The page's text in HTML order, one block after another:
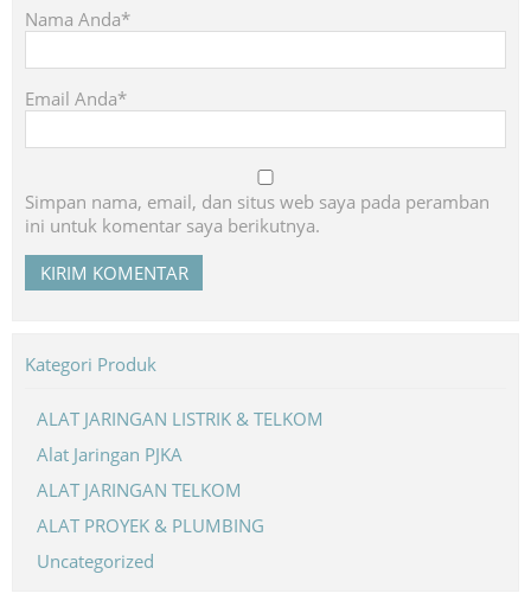
Nama Anda*
Email Anda*
Simpan nama, email, dan situs web saya pada peramban
ini untuk komentar saya berikutnya.
Kategori Produk
ALAT JARINGAN LISTRIK & TELKOM
Alat Jaringan PJKA
ALAT JARINGAN TELKOM
ALAT PROYEK & PLUMBING
Uncategorized